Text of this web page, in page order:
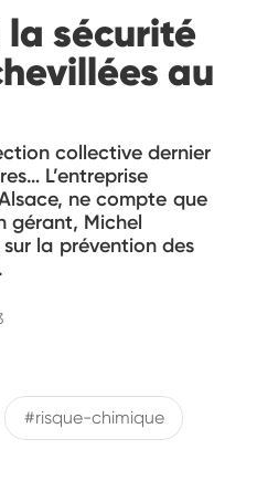
la sécurité
au
collective dernier
L’entreprise
ne compte que
gérant, Michel
la prévention des
#risque-chimique